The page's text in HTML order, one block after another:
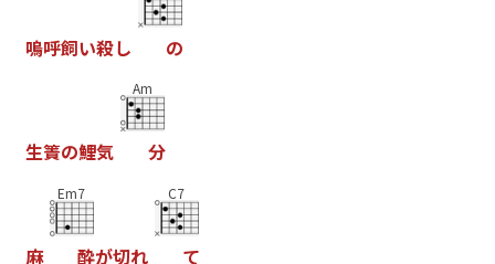
嗚呼飼い殺し の
生簀の鯉気
Am
分
麻
Em7
酔が切れ
C7
て